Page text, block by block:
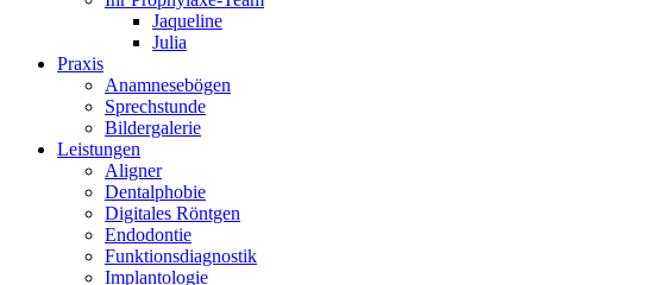
Jaqueline
Julia
Praxis
Anamnesebögen
Sprechstunde
Bildergalerie
Leistungen
Aligner
Dentalphobie
Digitales Röntgen
Endodontie
Funktionsdiagnostik
Implantologie